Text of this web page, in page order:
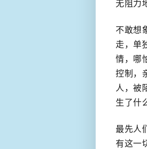
无阻力
不敢想
走，单
情，哪
控制，
人，被
生了什
最先人
有这一